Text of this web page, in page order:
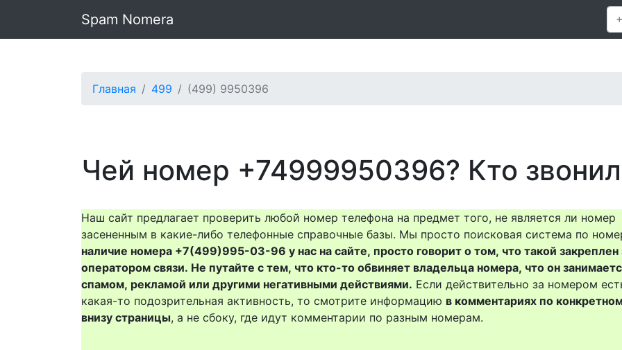
Spam Nomera
Главная 499 (499) 9950396
Чей номер +74999950396? Кто
Наш сайт предлагает проверить любой номер телефона на предмет того, не является ли номер
засененным в какие-либо телефонные справочные базы. Мы просто поисковая система по
наличие номера +7(499)995-03-96 у нас на сайте, просто говорит о том, что такой закреплен
оператором связи. Не путайте с тем, что кто-то обвиняет владельца номера, что он
спамом, рекламой или другими негативными действиями. Если действительно за номером
какая-то подозрительная активность, то смотрите информацию в комментариях по
внизу страницы, а не сбоку, где идут комментарии по разным номерам.